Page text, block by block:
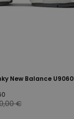
New Balance
€